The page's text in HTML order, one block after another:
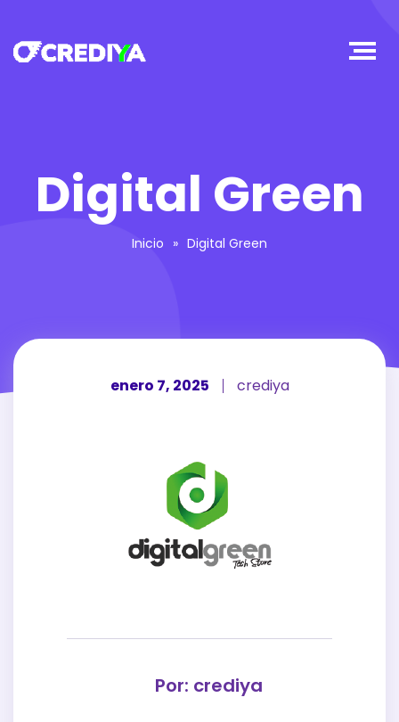
Digital Green
Inicio » Digital Green
enero 7, 2025 crediya
Por: crediya